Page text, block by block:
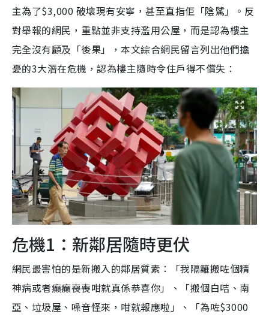
主為了$3,000 破壞現有安寧，甚至直指佢「陰騭」。反
對舉報的網民，重點並非支持濫用公屋，而是認為樓主
完全沒有顧及「後果」，本文綜合網民留言列出他們擔
憂的3大潛在危機，認為樓主隨時令住戶得不償失：
危機1：新鄰居隨時更伏
網民最害怕的是新搬入的鄰居質素：「我隔籬搬咗個精
神病或者癲癲喪喪咁就真係恭喜你」、「搬個白咭、南
亞、垃圾屋、噪音怪來，咁就報應啦」、「為咗$3000